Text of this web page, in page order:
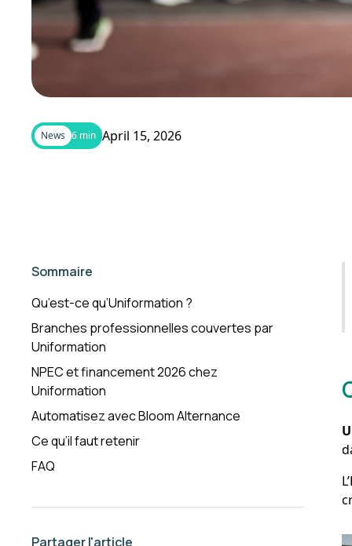
News 6 min April 15, 2026
Sommaire
Qu’est-ce qu’Uniformation ?
Branches professionnelles couvertes par
Uniformation
NPEC et financement 2026 chez
Uniformation
Automatisez avec Bloom Alternance
Ce qu’il faut retenir
FAQ
Partager l'article